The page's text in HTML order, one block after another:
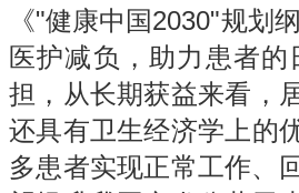
《"健康中国2030"规划
医护减负，助力患者
担，从长期获益来看，
还具有卫生经济学上的
多患者实现正常工作、